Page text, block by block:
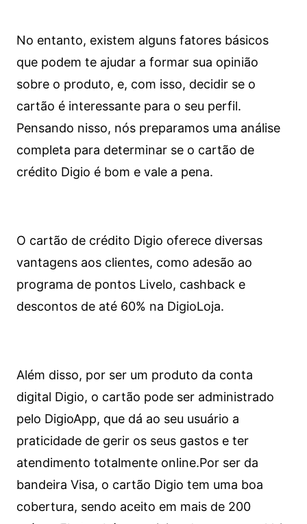
No entanto, existem alguns fatores básicos
que podem te ajudar a formar sua opinião
sobre o produto, e, com isso, decidir se o
cartão é interessante para o seu perfil.
Pensando nisso, nós preparamos uma análise
completa para determinar se o cartão de
crédito Digio é bom e vale a pena.
O cartão de crédito Digio oferece diversas
vantagens aos clientes, como adesão ao
programa de pontos Livelo, cashback e
descontos de até 60% na DigioLoja.
Além disso, por ser um produto da conta
digital Digio, o cartão pode ser administrado
pelo DigioApp, que dá ao seu usuário a
praticidade de gerir os seus gastos e ter
atendimento totalmente online.Por ser da
bandeira Visa, o cartão Digio tem uma boa
cobertura, sendo aceito em mais de 200